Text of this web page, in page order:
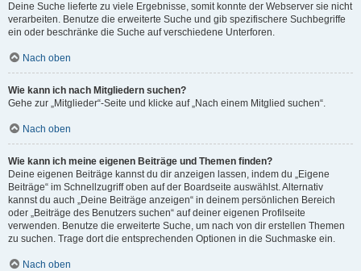
Deine Suche lieferte zu viele Ergebnisse, somit konnte der Webserver sie nicht
verarbeiten. Benutze die erweiterte Suche und gib spezifischere Suchbegriffe
ein oder beschränke die Suche auf verschiedene Unterforen.
Nach oben
Wie kann ich nach Mitgliedern suchen?
Gehe zur „Mitglieder“-Seite und klicke auf „Nach einem Mitglied suchen“.
Nach oben
Wie kann ich meine eigenen Beiträge und Themen finden?
Deine eigenen Beiträge kannst du dir anzeigen lassen, indem du „Eigene
Beiträge“ im Schnellzugriff oben auf der Boardseite auswählst. Alternativ
kannst du auch „Deine Beiträge anzeigen“ in deinem persönlichen Bereich
oder „Beiträge des Benutzers suchen“ auf deiner eigenen Profilseite
verwenden. Benutze die erweiterte Suche, um nach von dir erstellen Themen
zu suchen. Trage dort die entsprechenden Optionen in die Suchmaske ein.
Nach oben